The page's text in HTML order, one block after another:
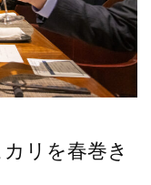
リを春巻き